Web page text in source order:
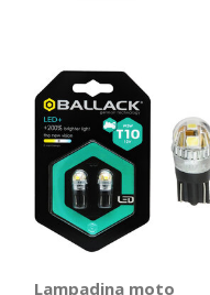
Lampadina moto